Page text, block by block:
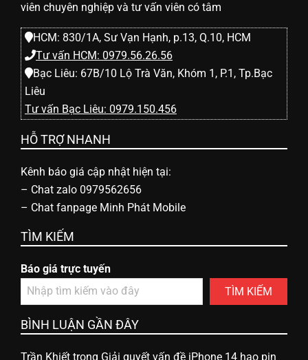
viên chuyên nghiệp và tư vấn viên có tâm
HCM: 830/1A, Sư Vạn Hạnh, p.13, Q.10, HCM
Tư vấn HCM: 0979.56.26.56
Bạc Liêu: 67B/10 Lộ Trà Văn, Khóm 1, P.1, Tp.Bạc
Liêu
Tư vấn Bạc Liêu: 0979.150.456
HỖ TRỢ NHANH
Kênh báo giá cập nhật hiện tại:
– Chat zalo 0979562656
– Chat fanpage Minh Phát Mobile
TÌM KIẾM
Báo giá trực tuyến
TÌM KIẾM
BÌNH LUẬN GẦN ĐÂY
Trần Khiết trong Giải quyết vấn đề iPhone 14 hao pin